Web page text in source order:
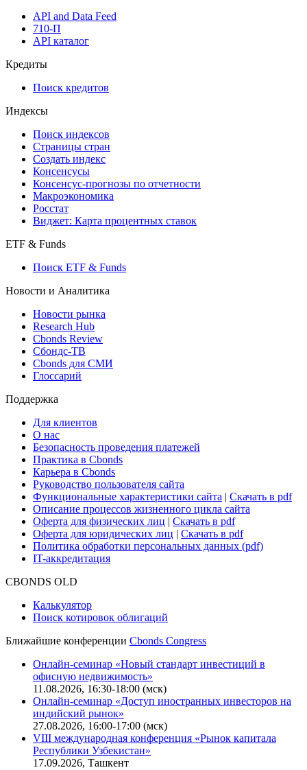
API and Data Feed
710-П
API каталог
Кредиты
Поиск кредитов
Индексы
Поиск индексов
Страницы стран
Создать индекс
Консенсусы
Консенсус-прогнозы по отчетности
Макроэкономика
Росстат
Виджет: Карта процентных ставок
ETF & Funds
Поиск ETF & Funds
Новости и Аналитика
Новости рынка
Research Hub
Cbonds Review
Сбондс-ТВ
Cbonds для СМИ
Глоссарий
Поддержка
Для клиентов
О нас
Безопасность проведения платежей
Практика в Cbonds
Карьера в Cbonds
Руководство пользователя сайта
Функциональные характеристики сайта | Скачать в pdf
Описание процессов жизненного цикла сайта
Оферта для физических лиц | Скачать в pdf
Оферта для юридических лиц | Скачать в pdf
Политика обработки персональных данных (pdf)
IT-аккредитация
CBONDS OLD
Калькулятор
Поиск котировок облигаций
Ближайшие конференции Cbonds Congress
Онлайн-семинар «Новый стандарт инвестиций в
офисную недвижимость»
11.08.2026, 16:30-18:00 (мск)
Онлайн-семинар «Доступ иностранных инвесторов на
индийский рынок»
27.08.2026, 16:00-17:00 (мск)
VIII международная конференция «Рынок капитала
Республики Узбекистан»
17.09.2026, Ташкент